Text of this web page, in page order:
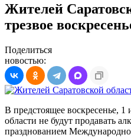
Жителей
трезвое
Поделиться
новостью:
В предстоящее воскресенье,
области не будут продавать
празднованием